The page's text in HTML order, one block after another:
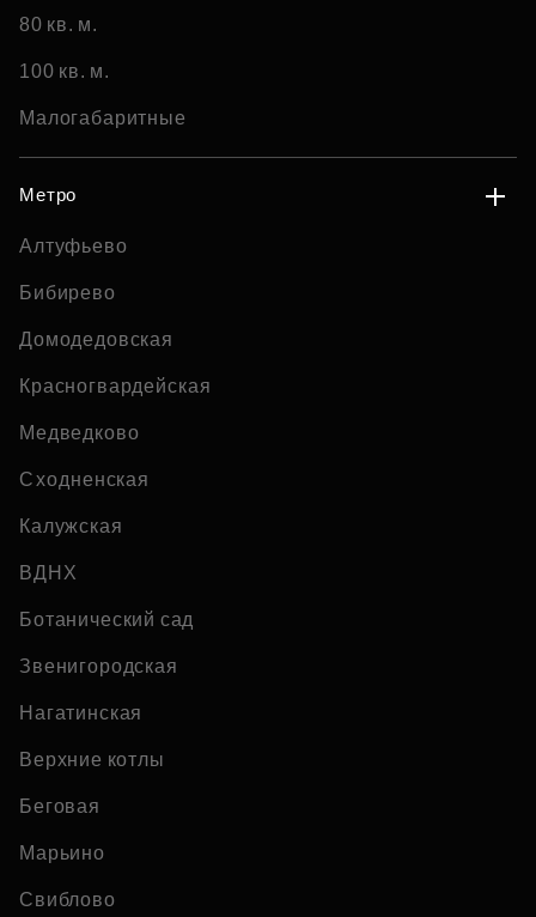
80 кв. м.
100 кв. м.
Малогабаритные
Метро
Алтуфьево
Бибирево
Домодедовская
Красногвардейская
Медведково
Сходненская
Калужская
ВДНХ
Ботанический сад
Звенигородская
Нагатинская
Верхние котлы
Беговая
Марьино
Свиблово